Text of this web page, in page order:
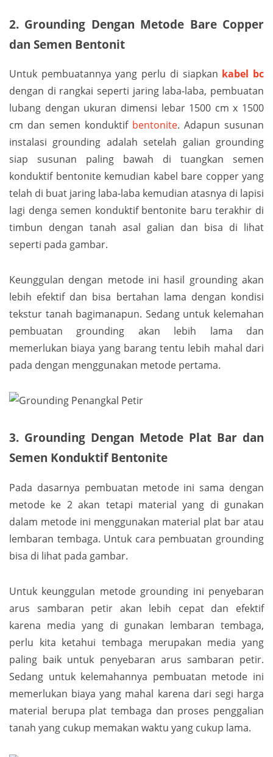
2. Grounding Dengan Metode Bare Copper
dan Semen Bentonit
Untuk pembuatannya yang perlu di siapkan kabel bc
dengan di rangkai seperti jaring laba-laba, pembuatan
lubang dengan ukuran dimensi lebar 1500 cm x 1500
cm dan semen konduktif bentonite. Adapun susunan
instalasi grounding adalah setelah galian grounding
siap susunan paling bawah di tuangkan semen
konduktif bentonite kemudian kabel bare copper yang
telah di buat jaring laba-laba kemudian atasnya di lapisi
lagi denga semen konduktif bentonite baru terakhir di
timbun dengan tanah asal galian dan bisa di lihat
seperti pada gambar.
Keunggulan dengan metode ini hasil grounding akan
lebih efektif dan bisa bertahan lama dengan kondisi
tekstur tanah bagimanapun. Sedang untuk kelemahan
pembuatan grounding akan lebih lama dan
memerlukan biaya yang barang tentu lebih mahal dari
pada dengan menggunakan metode pertama.
3. Grounding Dengan Metode Plat Bar dan
Semen Konduktif Bentonite
Pada dasarnya pembuatan metode ini sama dengan
metode ke 2 akan tetapi material yang di gunakan
dalam metode ini menggunakan material plat bar atau
lembaran tembaga. Untuk cara pembuatan grounding
bisa di lihat pada gambar.
Untuk keunggulan metode grounding ini penyebaran
arus sambaran petir akan lebih cepat dan efektif
karena media yang di gunakan lembaran tembaga,
perlu kita ketahui tembaga merupakan media yang
paling baik untuk penyebaran arus sambaran petir.
Sedang untuk kelemahannya pembuatan metode ini
memerlukan biaya yang mahal karena dari segi harga
material berupa plat tembaga dan proses penggalian
tanah yang cukup memakan waktu yang cukup lama.